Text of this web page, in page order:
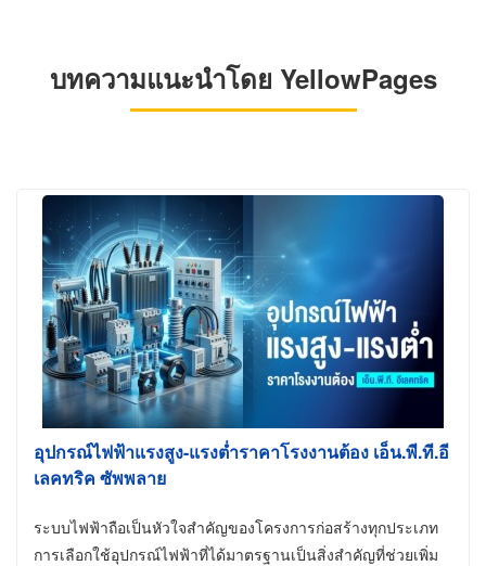
บทความแนะนำโดย YellowPages
อุปกรณ์ไฟฟ้าแรงสูง-แรงต่ำราคาโรงงานต้อง เอ็น.พี.ที.อี
เลคทริค ซัพพลาย
ระบบไฟฟ้าถือเป็นหัวใจสำคัญของโครงการก่อสร้างทุกประเภท
การเลือกใช้อุปกรณ์ไฟฟ้าที่ได้มาตรฐานเป็นสิ่งสำคัญที่ช่วยเพิ่ม